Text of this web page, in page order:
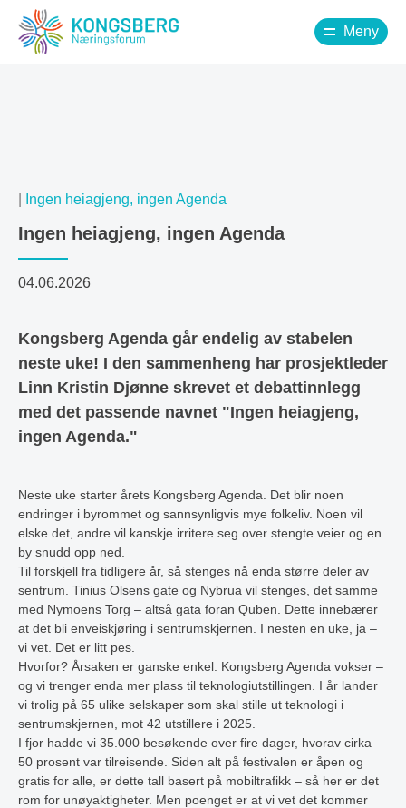
Meny
Ingen heiagjeng, ingen Agenda
Ingen heiagjeng, ingen Agenda
04.06.2026
Kongsberg Agenda går endelig av stabelen
neste uke! I den sammenheng har prosjektleder
Linn Kristin Djønne skrevet et debattinnlegg
med det passende navnet "Ingen heiagjeng,
ingen Agenda."
Neste uke starter årets Kongsberg Agenda. Det blir noen
endringer i byrommet og sannsynligvis mye folkeliv. Noen vil
elske det, andre vil kanskje irritere seg over stengte veier og en
by snudd opp ned.
Til forskjell fra tidligere år, så stenges nå enda større deler av
sentrum. Tinius Olsens gate og Nybrua vil stenges, det samme
med Nymoens Torg – altså gata foran Quben. Dette innebærer
at det bli enveiskjøring i sentrumskjernen. I nesten en uke, ja –
vi vet. Det er litt pes.
Hvorfor? Årsaken er ganske enkel: Kongsberg Agenda vokser –
og vi trenger enda mer plass til teknologiutstillingen. I år lander
vi trolig på 65 ulike selskaper som skal stille ut teknologi i
sentrumskjernen, mot 42 utstillere i 2025.
I fjor hadde vi 35.000 besøkende over fire dager, hvorav cirka
50 prosent var tilreisende. Siden alt på festivalen er åpen og
gratis for alle, er dette tall basert på mobiltrafikk – så her er det
rom for unøyaktigheter. Men poenget er at vi vet det kommer